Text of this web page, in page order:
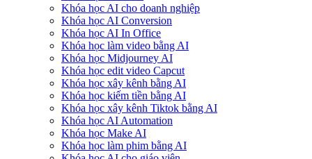
Khóa học AI cho doanh nghiệp
Khóa học AI Conversion
Khóa học AI In Office
Khóa học làm video bằng AI
Khóa học Midjourney AI
Khóa học edit video Capcut
Khóa học xây kênh bằng AI
Khóa học kiếm tiền bằng AI
Khóa học xây kênh Tiktok bằng AI
Khóa học AI Automation
Khóa học Make AI
Khóa học làm phim bằng AI